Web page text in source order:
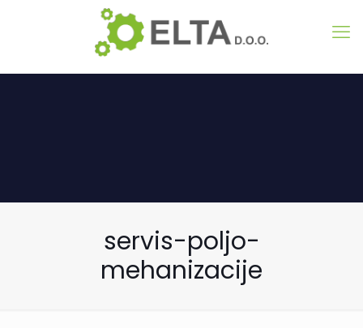
servis-poljo-
mehanizacije